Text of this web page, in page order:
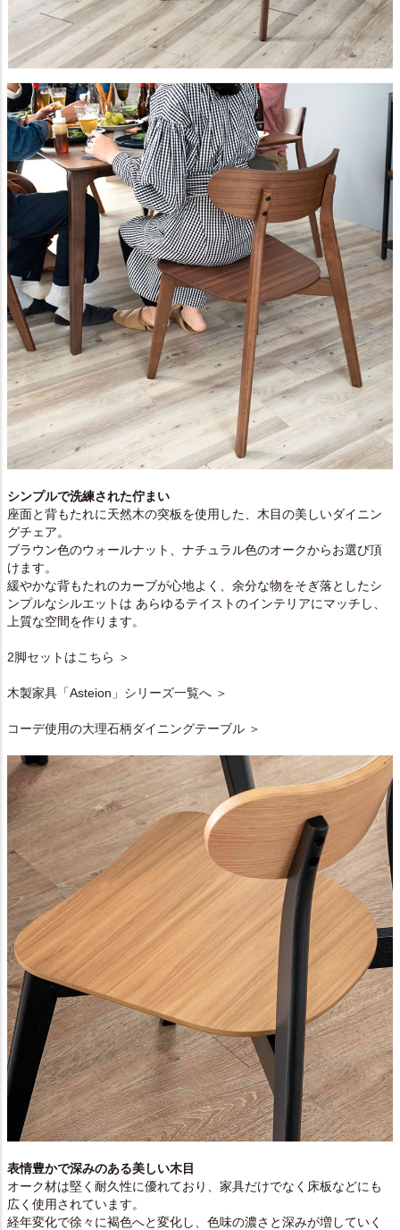
シンプルで洗練された佇まい
座面と背もたれに天然木の突板を使用した、木目の美しいダイニン
グチェア。
ブラウン色のウォールナット、ナチュラル色のオークからお選び頂
けます。
緩やかな背もたれのカーブが心地よく、余分な物をそぎ落としたシ
ンプルなシルエットは あらゆるテイストのインテリアにマッチし、
上質な空間を作ります。
2脚セットはこちら ＞
木製家具「Asteion」シリーズ一覧へ ＞
コーデ使用の大理石柄ダイニングテーブル ＞
表情豊かで深みのある美しい木目
オーク材は堅く耐久性に優れており、家具だけでなく床板などにも
広く使用されています。
経年変化で徐々に褐色へと変化し、色味の濃さと深みが増していく